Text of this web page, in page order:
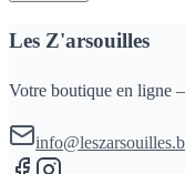
Les Z'arsouilles
Votre boutique en ligne